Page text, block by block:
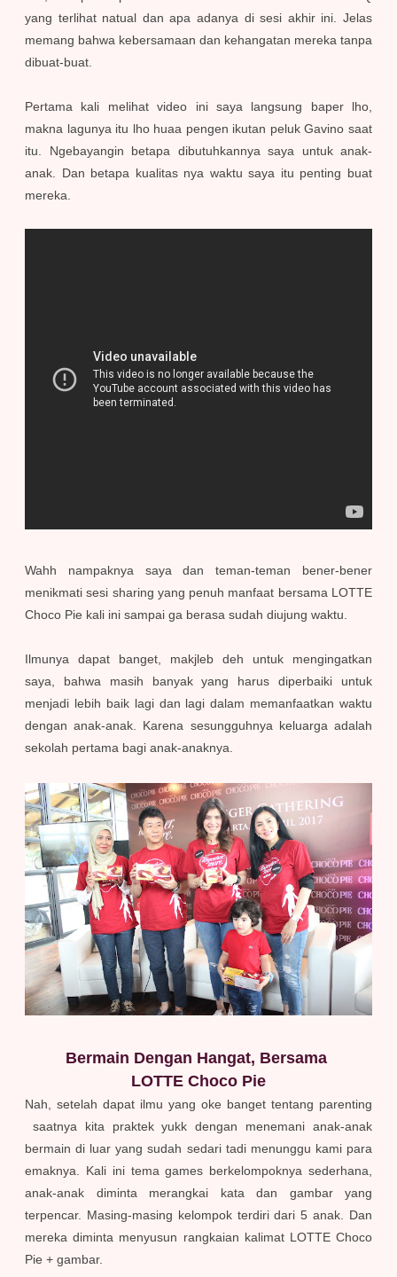
yang terlihat natual dan apa adanya di sesi akhir ini. Jelas
memang bahwa kebersamaan dan kehangatan mereka tanpa
dibuat-buat.
Pertama kali melihat video ini saya langsung baper lho,
makna lagunya itu lho huaa pengen ikutan peluk Gavino saat
itu. Ngebayangin betapa dibutuhkannya saya untuk anak-
anak. Dan betapa kualitas nya waktu saya itu penting buat
mereka.
Wahh nampaknya saya dan teman-teman bener-bener
menikmati sesi sharing yang penuh manfaat bersama LOTTE
Choco Pie kali ini sampai ga berasa sudah diujung waktu.
Ilmunya dapat banget, makjleb deh untuk mengingatkan
saya, bahwa masih banyak yang harus diperbaiki untuk
menjadi lebih baik lagi dan lagi dalam memanfaatkan waktu
dengan anak-anak. Karena sesungguhnya keluarga adalah
sekolah pertama bagi anak-anaknya.
Bermain Dengan Hangat, Bersama
LOTTE Choco Pie
Nah, setelah dapat ilmu yang oke banget tentang parenting
saatnya kita praktek yukk dengan menemani anak-anak
bermain di luar yang sudah sedari tadi menunggu kami para
emaknya. Kali ini tema games berkelompoknya sederhana,
anak-anak diminta merangkai kata dan gambar yang
terpencar. Masing-masing kelompok terdiri dari 5 anak. Dan
mereka diminta menyusun rangkaian kalimat LOTTE Choco
Pie + gambar.